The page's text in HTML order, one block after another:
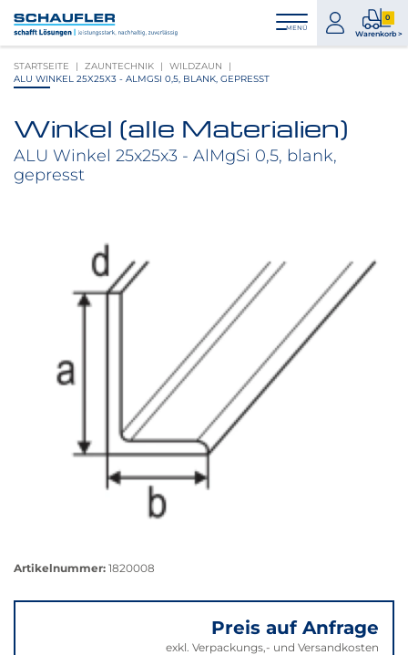
Inhalt
Hauptnavigation
Footernavigation
Logo
Schaufler
verlinkt
zur
MENÜ
zum
Konto
0
Warenkorb >
0
STARTSEITE ZAUNTECHNIK
WILDZAUN
ALU WINKEL 25X25X3 - ALMGSI 0,5, BLANK, GEPRESST
Produktbilder
Winkel (alle Materialien)
ALU Winkel 25x25x3 - AlMgSi 0,5, blank,
gepresst
anzeigen
Artikelnummer: 1820008
Preis auf Anfrage
exkl. Verpackungs,- und Versandkosten